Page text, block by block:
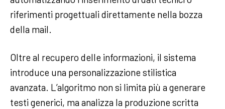
riferimenti progettuali direttamente nella bozza
della mail.
Oltre al recupero delle informazioni, il sistema
introduce una personalizzazione stilistica
avanzata. L’algoritmo non si limita più a generare
testi generici, ma analizza la produzione scritta